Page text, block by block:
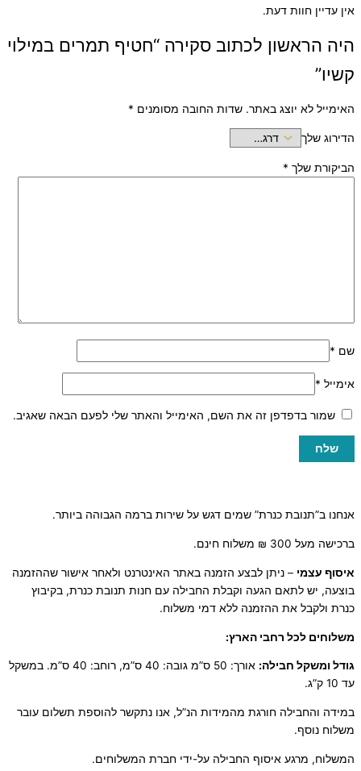
אין עדיין חוות דעת.
היה הראשון לכתוב סקירה “חטיף תמרים במילוי
קשיו”
האימייל לא יוצג באתר. שדות החובה מסומנים *
הדירוג שלך
הביקורת שלך *
שם *
אימייל *
שמור בדפדפן זה את השם, האימייל והאתר שלי לפעם הבאה שאגיב.
אנחנו ב”תנובת כנרת” שמים דגש על שירות ברמה הגבוהה ביותר.
ברכישה מעל 300 ₪ משלוח חינם.
איסוף עצמי – ניתן לבצע הזמנה באתר האינטרנט ולאחר אישור שההזמנה
בוצעה, יש לתאם הגעה וקבלת החבילה עם חנות תנובת כנרת, בקיבוץ
כנרת ולקבל את ההזמנה ללא דמי משלוח.
משלוחים לכל רחבי הארץ:
גודל ומשקל חבילה:
אורך: 50 ס”מ גובה: 40 ס”מ, רוחב: 40 ס”מ. במשקל
עד 10 ק”ג.
במידה והחבילה חורגת מהמידות הנ”ל, אנו נתקשר להוספת תשלום עובר
משלוח נוסף.
המשלוח, מרגע איסוף החבילה על-ידי חברת המשלוחים.